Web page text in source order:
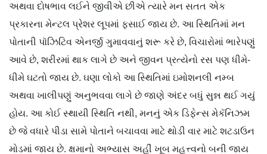
અથવા દોષભાવ લઈને જીવીએ છીએ ત્યારે મન સતત એક
પ્રકારના મેન્ટલ પ્રેશર લૂપમાં ફસાઈ જાય છે. આ સ્થિતિમાં મન
પોતાની પૉઝિટિવ એનર્જી ગુમાવવાનું શરૂ કરે છે, વિચારોમાં ભારેપણું
આવે છે, શરીરમાં થાક લાગે છે અને જીવન પ્રત્યેનો રસ પણ ધીમે-
ધીમે ઘટતો જાય છે. ઘણા લોકો આ સ્થિતિમાં ઇમોશનલી નમ્બ
અથવા ખાલીપણું અનુભવવા લાગે છે જાણે અંદર બધું સુન્ન થઈ ગયું
હોય. આ કોઈ સ્થાયી સ્થિતિ નથી, મનનું એક ડિફેન્સ મેકૅનિઝમ
છે જે વધારે પીડા સામે પોતાને બચાવવા માટે થોડી વાર માટે શટડાઉન
મોડમાં જાય છે. ક્ષમાનો અભ્યાસ અહીં ખૂબ મહત્ત્વનો બની જાય